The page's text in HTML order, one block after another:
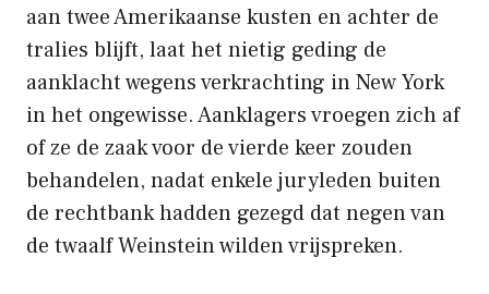
aan twee Amerikaanse kusten en achter de
tralies blijft, laat het nietig geding de
aanklacht wegens verkrachting in New York
in het ongewisse. Aanklagers vroegen zich af
of ze de zaak voor de vierde keer zouden
behandelen, nadat enkele juryleden buiten
de rechtbank hadden gezegd dat negen van
de twaalf Weinstein wilden vrijspreken.